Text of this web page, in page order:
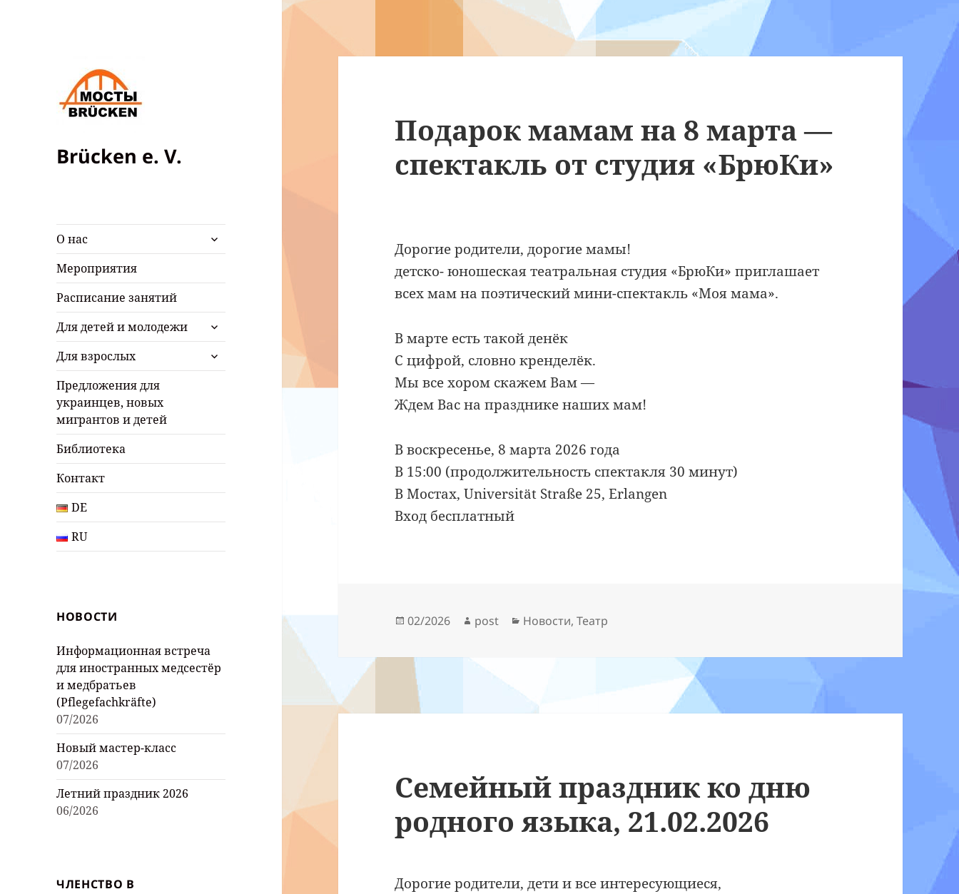
Brücken e. V.
О нас
раскрыть
дочернее
Мероприятия
Расписание занятий
Для детей и молодежи
раскрыть
дочернее
меню
Для взрослых
раскрыть
дочернее
Предложения для
украинцев, новых
мигрантов и детей
Библиотека
Контакт
DE
RU
НОВОСТИ
Информационная встреча
для иностранных медсестёр
и медбратьев
(Pflegefachkräfte)
07/2026
Новый мастер-класс
07/2026
Летний праздник 2026
06/2026
ЧЛЕНСТВО В
Подарок мамам на 8 марта —
спектакль от студия «БрюКи»
Дорогие родители, дорогие мамы!
детско- юношеская театральная студия «БрюКи» приглашает
всех мам на поэтический мини-спектакль «Моя мама».
В марте есть такой денёк
С цифрой, словно кренделёк.
Мы все хором скажем Вам —
Ждем Вас на празднике наших мам!
В воскресенье, 8 марта 2026 года
В 15:00 (продолжительность спектакля 30 минут)
В Мостах, Universität Straße 25, Erlangen
Вход бесплатный
Опубликовано
02/2026 Автор
post Рубрики
Новости,Театр
Семейный праздник ко дню
родного языка, 21.02.2026
Дорогие родители, дети и все интересующиеся,